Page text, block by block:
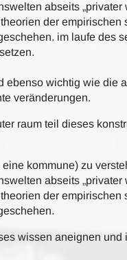
abseits
der
im laufe des
ebenso wichtig wie die
veränderungen.
raum teil dieses
kommune) zu
abseits
der
wissen aneignen und